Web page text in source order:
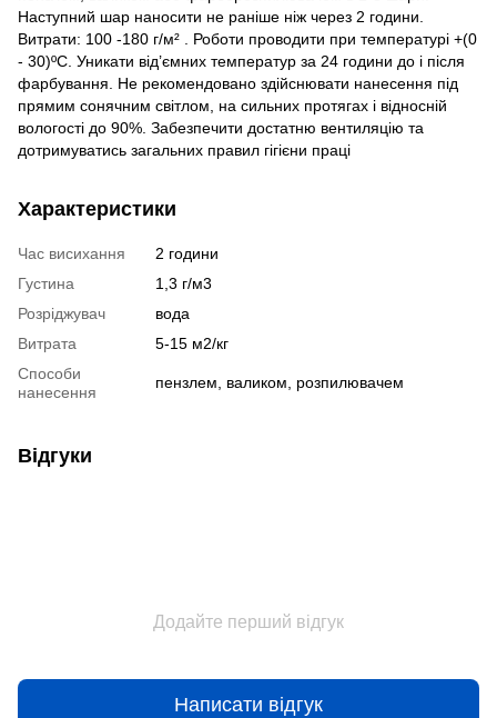
Наступний шар наносити не раніше ніж через 2 години.
Витрати: 100 -180 г/м² . Роботи проводити при температурі +(0
- 30)ºС. Уникати від’ємних температур за 24 години до і після
фарбування. Не рекомендовано здійснювати нанесення під
прямим сонячним світлом, на сильних протягах і відносній
вологості до 90%. Забезпечити достатню вентиляцію та
дотримуватись загальних правил гігієни праці
Характеристики
Час висихання
2 години
Густина
1,3 г/м3
Розріджувач
вода
Витрата
5-15 м2/кг
Способи
нанесення
пензлем, валиком, розпилювачем
Відгуки
Додайте перший відгук
Написати відгук